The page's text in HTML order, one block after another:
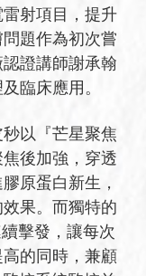
射項目，提升
題作為初次嘗
證講師謝承翰
臨床應用。
以『芒星聚焦
後加強，穿透
原蛋白新生，
果。而獨特的
擊發，讓每次
的同時，兼顧